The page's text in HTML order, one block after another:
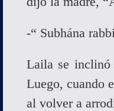
-“ Subhána
Laila se inclinó
Luego, cuando
al volver a